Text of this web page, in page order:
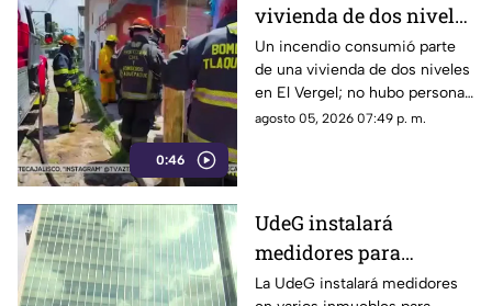
0:46
vivienda de dos niveles
en la colonia El Vergel
Un incendio consumió parte
de una vivienda de dos niveles
en El Vergel; no hubo personas
lesionadas y se evitó que el
agosto 05, 2026 07:49 p. m.
UdeG instalará
medidores para
comenzar a pagar
La UdeG instalará medidores